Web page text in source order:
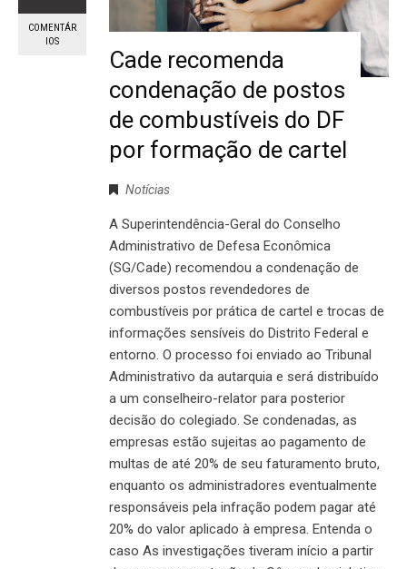
COMENTÁR
IOS
Cade recomenda
condenação de postos
de combustíveis do DF
por formação de cartel
Notícias
A Superintendência-Geral do Conselho
Administrativo de Defesa Econômica
(SG/Cade) recomendou a condenação de
diversos postos revendedores de
combustíveis por prática de cartel e trocas de
informações sensíveis do Distrito Federal e
entorno. O processo foi enviado ao Tribunal
Administrativo da autarquia e será distribuído
a um conselheiro-relator para posterior
decisão do colegiado. Se condenadas, as
empresas estão sujeitas ao pagamento de
multas de até 20% de seu faturamento bruto,
enquanto os administradores eventualmente
responsáveis pela infração podem pagar até
20% do valor aplicado à empresa. Entenda o
caso As investigações tiveram início a partir